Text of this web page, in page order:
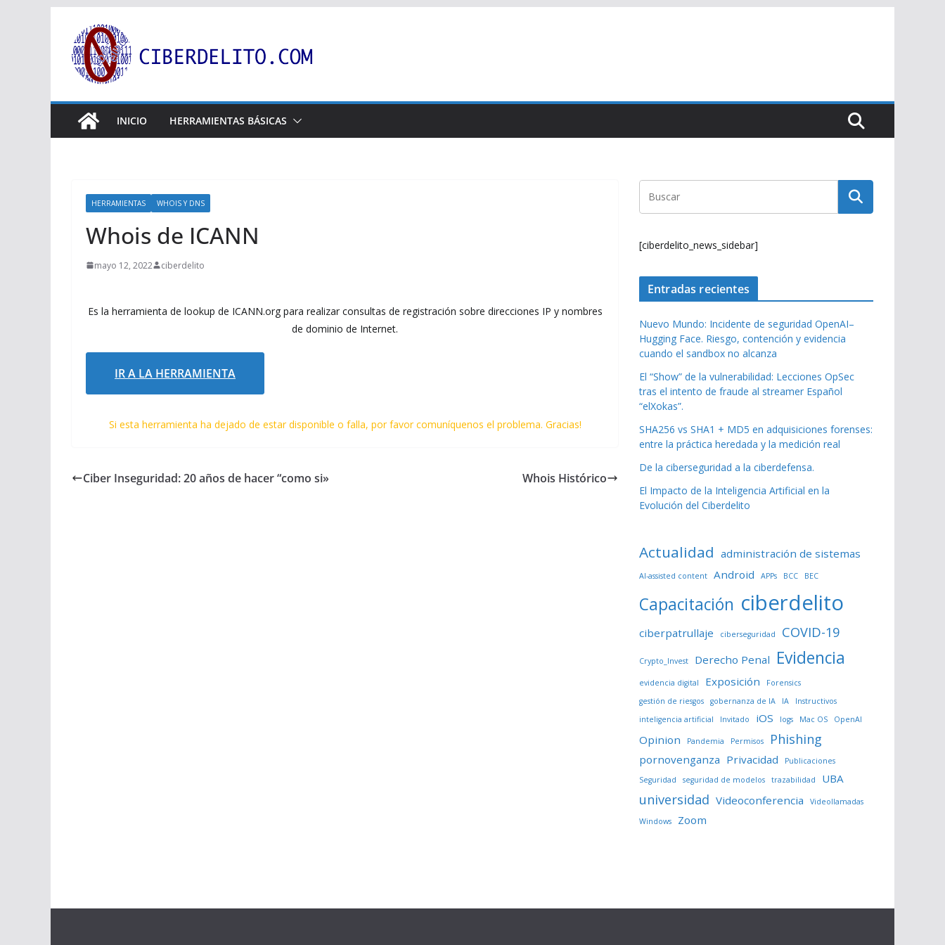
contenido
INICIO HERRAMIENTAS BÁSICAS
HERRAMIENTAS WHOIS Y DNS
Whois de ICANN
mayo 12, 2022 ciberdelito
Es la herramienta de lookup de ICANN.org para realizar consultas de registración sobre direcciones IP y nombres
de dominio de Internet.
IR A LA HERRAMIENTA
Si esta herramienta ha dejado de estar disponible o falla, por favor comuníquenos el problema. Gracias!
Ciber Inseguridad: 20 años de hacer “como si» Whois Histórico
[ciberdelito_news_sidebar]
Entradas recientes
Nuevo Mundo: Incidente de seguridad OpenAI–
Hugging Face. Riesgo, contención y evidencia
cuando el sandbox no alcanza
El “Show” de la vulnerabilidad: Lecciones OpSec
tras el intento de fraude al streamer Español
“elXokas”.
SHA256 vs SHA1 + MD5 en adquisiciones forenses:
entre la práctica heredada y la medición real
De la ciberseguridad a la ciberdefensa.
El Impacto de la Inteligencia Artificial en la
Evolución del Ciberdelito
Actualidad administración de sistemas
AI-assisted content Android APPs BCC BEC
Capacitación ciberdelito
ciberpatrullaje ciberseguridad COVID-19
Crypto_Invest Derecho Penal Evidencia
evidencia digital Exposición
Forensics
gestión de riesgos
gobernanza de IA IA
Instructivos
inteligencia artificial
Invitado iOS logs Mac OS OpenAI
Opinion Pandemia Permisos Phishing
pornovenganza Privacidad
Publicaciones
Seguridad
seguridad de modelos trazabilidad UBA
universidad Videoconferencia
Videollamadas
Windows
Zoom